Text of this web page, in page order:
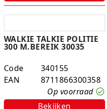
WALKIE TALKIE POLITIE
300 M.BEREIK 30035
Code
340155
EAN
8711866300358
Op voorraad
Bekijken
Klein speelgoed
K-pop Star
Little Dutch
Pen etui's
Perforators
Plakband